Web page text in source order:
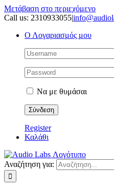
Μετάβαση στο περιεχόμενο
Call us: 2310933055|
Ο Λογαριασμός μου
Να με θυμάσαι
Register
Καλάθι
Αναζήτηση για: